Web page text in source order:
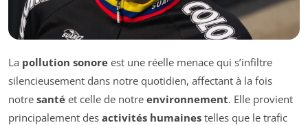
La pollution sonore est une réelle menace qui s’infiltre
silencieusement dans notre quotidien, affectant à la fois
notre santé et celle de notre environnement. Elle provient
principalement des activités humaines telles que le trafic